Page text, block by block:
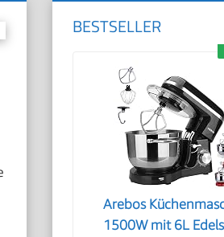
BESTSELLER
Arebos
1500W mit 6L